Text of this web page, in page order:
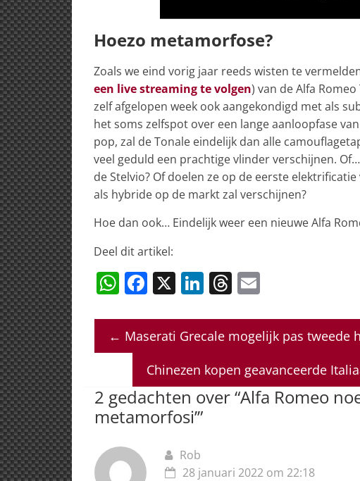
Hoezo metamorfose?
Zoals we eind vorig jaar reeds wisten te
een live streaming te volgen) van de Alfa
zelf afgelopen week ook aangekondigd met als
het soms zelfspot over een lange aanloopfase
pop, zal de Tonale eindelijk dan alle
veel geduld een prachtige vlinder verschijnen.
de Stelvio? Of doelen ze op de eerste
als hybride op de markt zal verschijnen?
Hoe dan ook… Eindelijk weer een nieuwe Alfa
Deel dit artikel:
W
at
s
p
p
F
c
e
b
o
o
X Li
k
e
dI
n
T
re
a
d
s
ai
l
← Maserati Grecale mogelijk pas tweede
Chinezen kopen geavanceerde
2 gedachten over “Alfa Romeo
metamorfosi’”
Rob
28 januari 2022 om 22:18